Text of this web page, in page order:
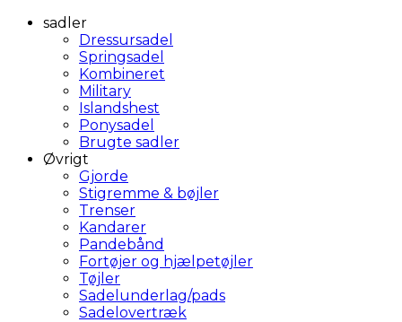
sadler
Dressursadel
Springsadel
Kombineret
Military
Islandshest
Ponysadel
Brugte sadler
Øvrigt
Gjorde
Stigremme & bøjler
Trenser
Kandarer
Pandebånd
Fortøjer og hjælpetøjler
Tøjler
Sadelunderlag/pads
Sadelovertræk